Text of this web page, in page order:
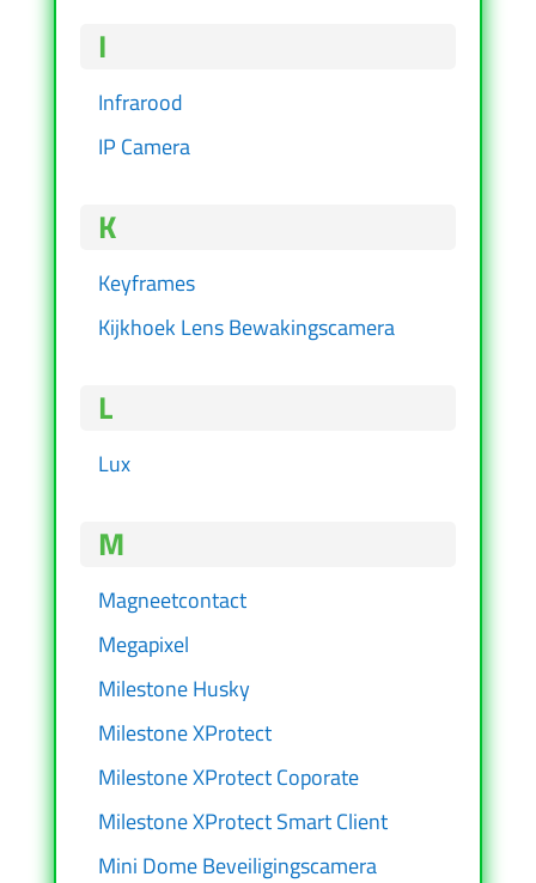
I
Infrarood
IP Camera
K
Keyframes
Kijkhoek Lens Bewakingscamera
L
Lux
M
Magneetcontact
Megapixel
Milestone Husky
Milestone XProtect
Milestone XProtect Coporate
Milestone XProtect Smart Client
Mini Dome Beveiligingscamera